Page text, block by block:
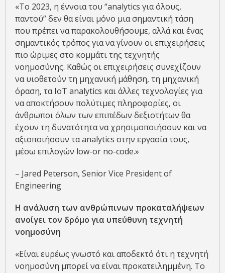
«Το 2023, η έννοια του “analytics για όλους,
παντού” δεν θα είναι μόνο μια σημαντική τάση
που πρέπει να παρακολουθήσουμε, αλλά και ένας
σημαντικός τρόπος για να γίνουν οι επιχειρήσεις
πιο ώριμες στο κομμάτι της τεχνητής
νοημοσύνης. Καθώς οι επιχειρήσεις συνεχίζουν
να υιοθετούν τη μηχανική μάθηση, τη μηχανική
όραση, τα IoT analytics και άλλες τεχνολογίες για
να αποκτήσουν πολύτιμες πληροφορίες, οι
άνθρωποι όλων των επιπέδων δεξιοτήτων θα
έχουν τη δυνατότητα να χρησιμοποιήσουν και να
αξιοποιήσουν τα analytics στην εργασία τους,
μέσω επιλογών low-or nο-code.»
– Jared Peterson, Senior Vice President of
Engineering
Η ανάλυση των ανθρώπινων προκαταλήψεων
ανοίγει τον δρόμο για υπεύθυνη τεχνητή
νοημοσύνη
«Είναι ευρέως γνωστό και αποδεκτό ότι η τεχνητή
νοημοσύνη μπορεί να είναι προκατειλημμένη. Το